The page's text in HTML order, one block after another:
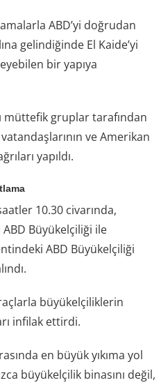
ABD’yi doğrudan
gelindiğinde El Kaide’yi
bir yapıya
müttefik gruplar tarafından
ve Amerikan
yapıldı.
10.30 civarında,
Büyükelçiliği ile
ABD Büyükelçiliği
büyükelçiliklerin
infilak ettirdi.
en büyük yıkıma yol
büyükelçilik binasını değil,